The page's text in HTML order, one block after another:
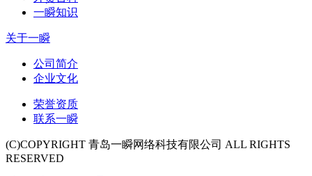
一瞬知识
关于一瞬
公司简介
企业文化
荣誉资质
联系一瞬
(C)COPYRIGHT 青岛一瞬网络科技有限公司 ALL RIGHTS
RESERVED